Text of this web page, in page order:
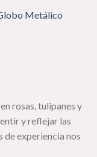
Metálico
rosas, tulipanes y
y reflejar las
de experiencia nos